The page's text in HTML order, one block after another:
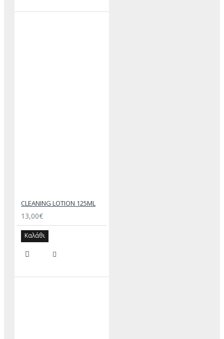
CLEANING LOTION 125ML
13,00€
Καλάθι